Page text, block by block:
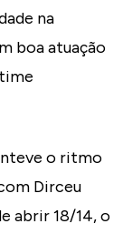
na
boa atuação
o ritmo
Dirceu
abrir 18/14, o